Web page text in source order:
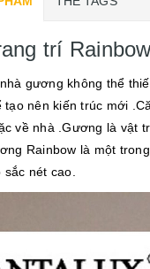
trí
gương không thể
tạo nên kiến trúc mới
về nhà .Gương là vật
Rainbow là một
nét cao.